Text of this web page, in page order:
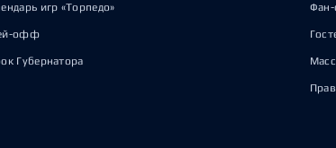
игр «Торпедо»
офф
Губернатора
Фан-